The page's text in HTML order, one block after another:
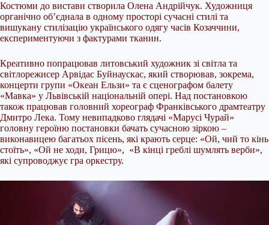
Костюми до вистави створила Олена Андрійчук. Художниця
органічно об’єднала в одному просторі сучасні стилі та
вишукану стилізацію українського одягу часів Козаччини,
експериментуючи з фактурами тканин.
Креативно попрацював литовський художник зі світла та
світлорежисер Арвідас Буйнаускас, який створював, зокрема,
концерти групи «Океан Ельзи» та є сценографом балету
«Мавка» у Львівській національній опері. Над постановкою
також працював головний хореограф Франківського драмтеатру
Дмитро Лека. Тому невипадково глядачі «Марусі Чурай»
головну героїню постановки бачать сучасною зіркою –
виконавицею багатьох пісень, які крають серце: «Ой, чий то кінь
стоїть», «Ой не ходи, Грицю», «В кінці греблі шумлять верби»,
які супроводжує гра оркестру.